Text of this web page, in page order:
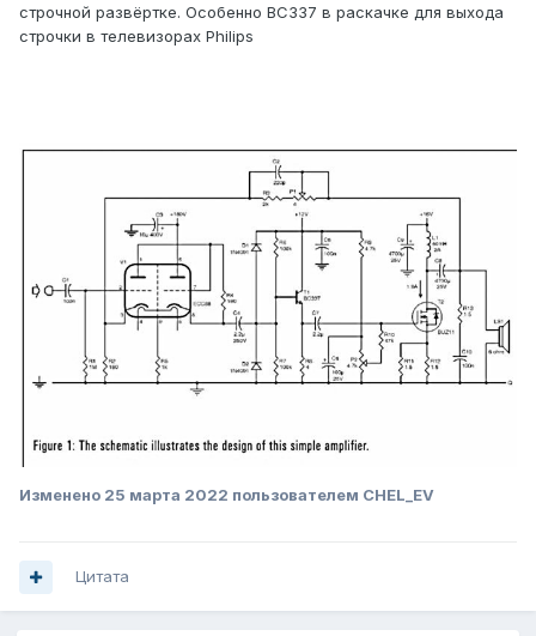
строчной развёртке. Особенно BC337 в раскачке для выхода
строчки в телевизорах Philips
Изменено 25 марта 2022 пользователем CHEL_EV
Цитата